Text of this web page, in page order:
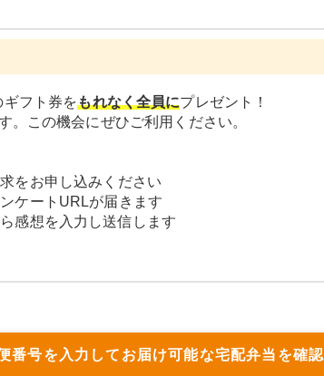
ギフト券をもれなく全員にプレゼント！
この機会にぜひご利用ください。
をお申し込みください
ケートURLが届きます
感想を入力し送信します
番号を入力して お届け可能な宅配弁当を確認